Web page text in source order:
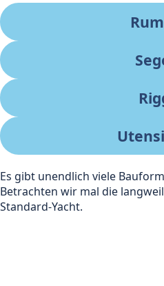
Es gibt unendlich viele
Betrachten wir mal die
Standard-Yacht.